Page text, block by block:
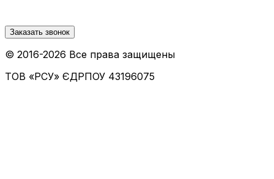
Заказать звонок
© 2016-2026 Все права защищены
ТОВ «РСУ» ЄДРПОУ 43196075